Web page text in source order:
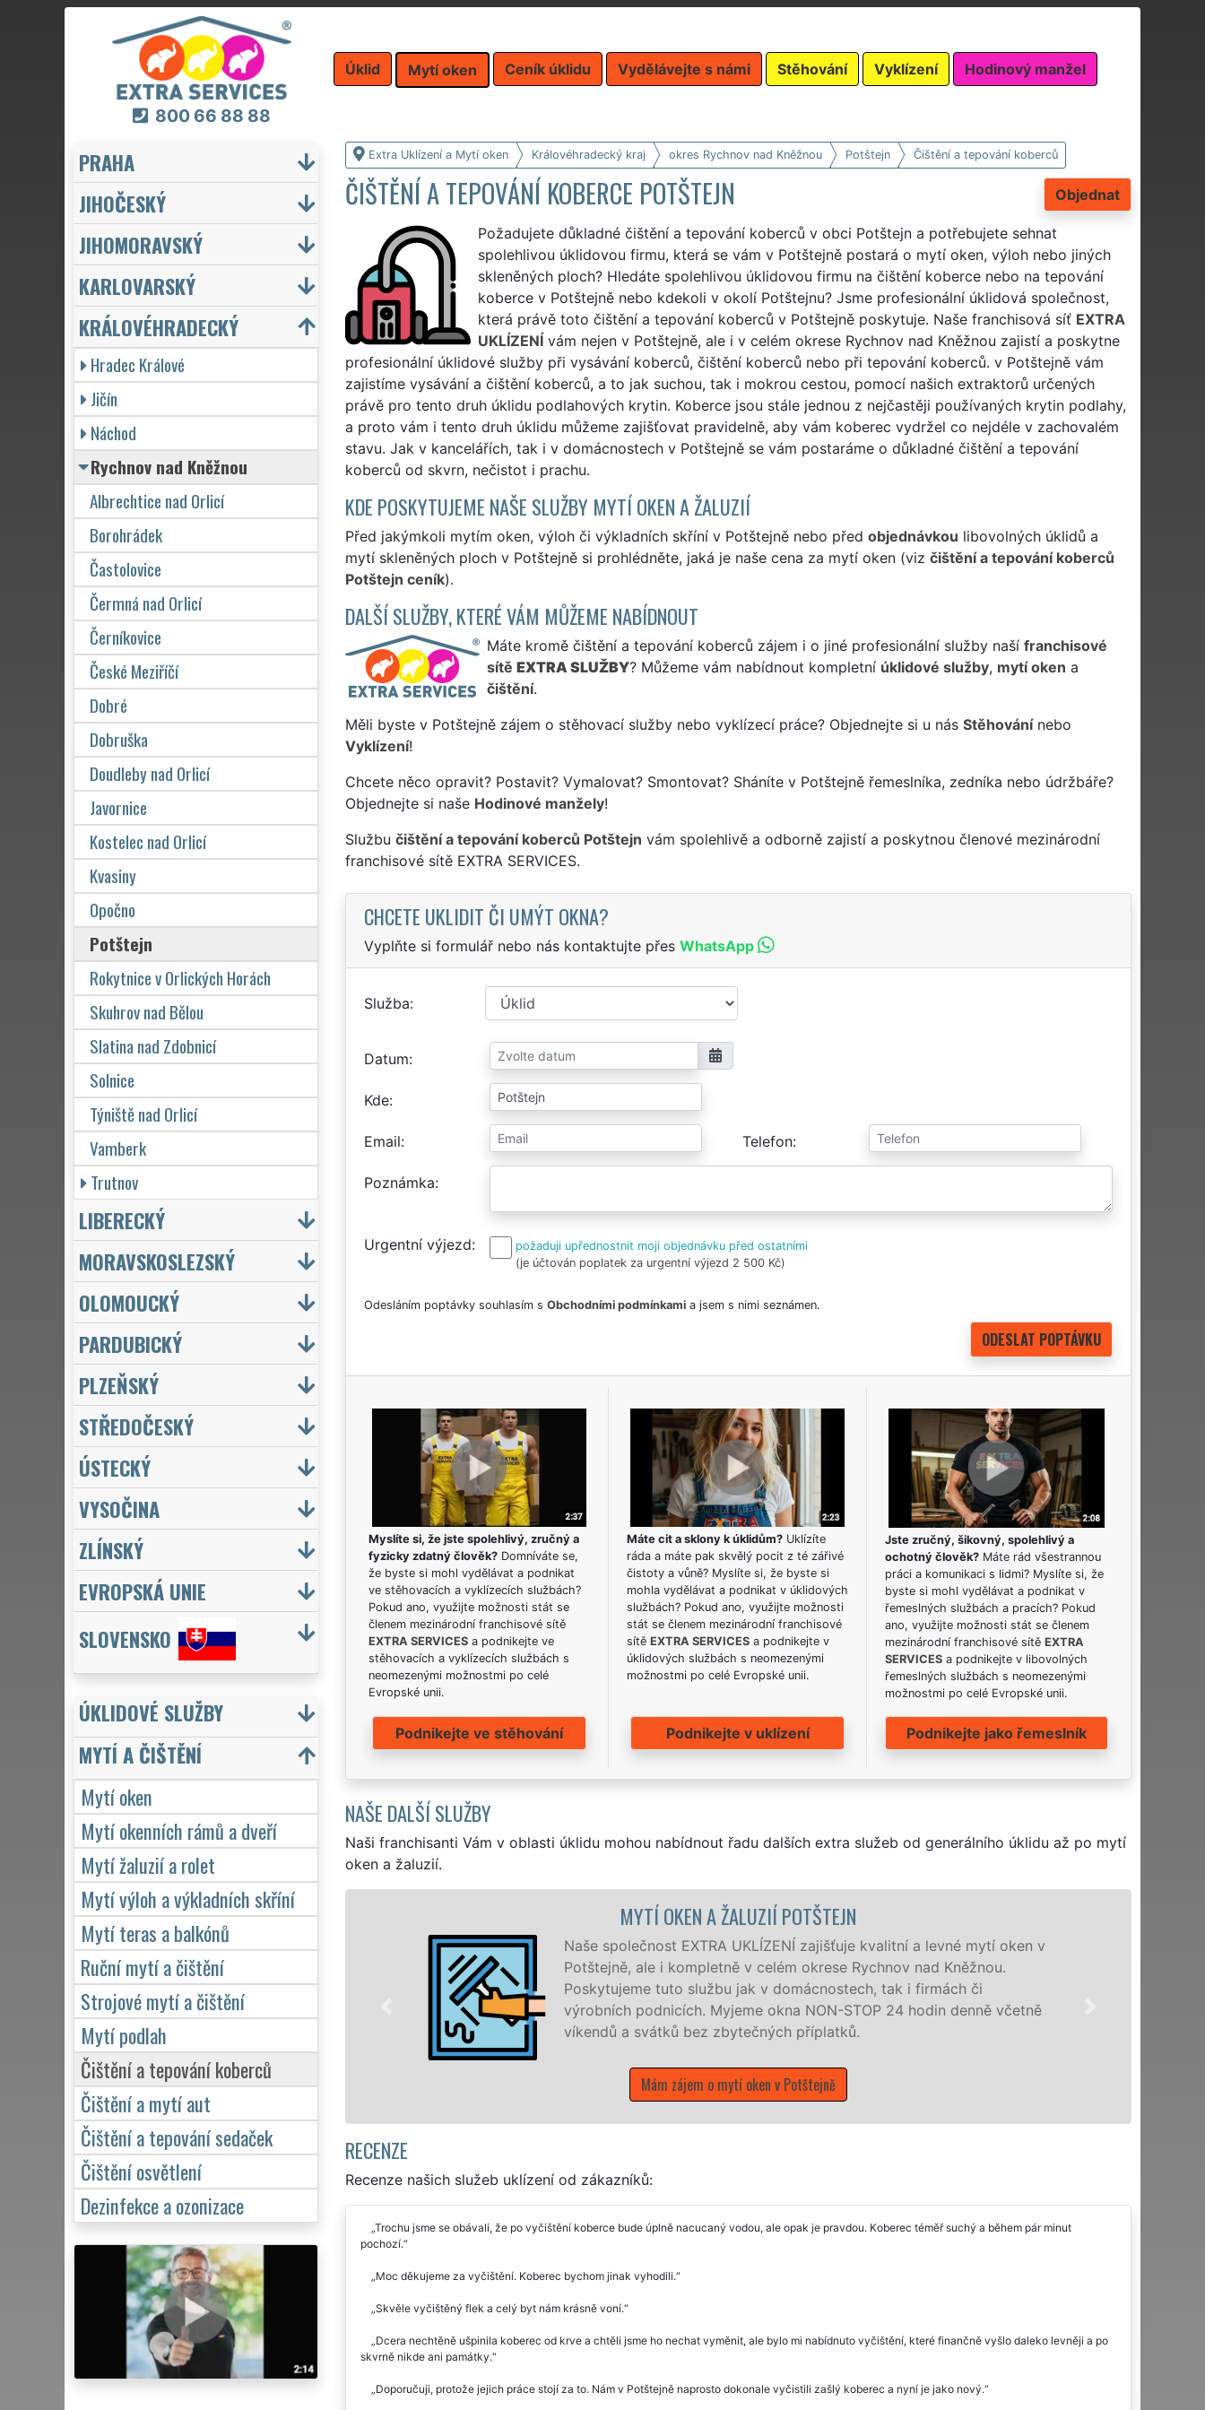
800 66 88 88
Úklid Mytí oken Ceník úklidu Vydělávejte s námi Stěhování Vyklízení Hodinový manžel
Extra Uklízení a Mytí oken Královéhradecký kraj okres Rychnov nad Kněžnou Potštejn Čištění a tepování koberců
Objednat
ČIŠTĚNÍ A TEPOVÁNÍ KOBERCE POTŠTEJN
Požadujete důkladné čištění a tepování koberců v obci Potštejn a potřebujete sehnat
spolehlivou úklidovou firmu, která se vám v Potštejně postará o mytí oken, výloh nebo jiných
skleněných ploch? Hledáte spolehlivou úklidovou firmu na čištění koberce nebo na tepování
koberce v Potštejně nebo kdekoli v okolí Potštejnu? Jsme profesionální úklidová společnost,
která právě toto čištění a tepování koberců v Potštejně poskytuje. Naše franchisová síť EXTRA
UKLÍZENÍvám nejen v Potštejně, ale i v celém okrese Rychnov nad Kněžnou zajistí a poskytne
profesionální úklidové služby při vysávání koberců, čištění koberců nebo při tepování koberců. v Potštejně vám
zajistíme vysávání a čištění koberců, a to jak suchou, tak i mokrou cestou, pomocí našich extraktorů určených
právě pro tento druh úklidu podlahových krytin. Koberce jsou stále jednou z nejčastěji používaných krytin podlahy,
a proto vám i tento druh úklidu můžeme zajišťovat pravidelně, aby vám koberec vydržel co nejdéle v zachovalém
stavu. Jak v kancelářích, tak i v domácnostech v Potštejně se vám postaráme o důkladné čištění a tepování
koberců od skvrn, nečistot i prachu.
KDE POSKYTUJEME NAŠE SLUŽBY MYTÍ OKEN A ŽALUZIÍ
Před jakýmkoli mytím oken, výloh či výkladních skříní v Potštejně nebo před objednávkou libovolných úklidů a
mytí skleněných ploch v Potštejně si prohlédněte, jaká je naše cena za mytí oken (viz čištění a tepování koberců
Potštejn ceník).
DALŠÍ SLUŽBY, KTERÉ VÁM MŮŽEME NABÍDNOUT
Máte kromě čištění a tepování koberců zájem i o jiné profesionální služby naší franchisové
sítě EXTRA SLUŽBY? Můžeme vám nabídnout kompletní úklidové služby, mytí oken a
čištění.
Měli byste v Potštejně zájem o stěhovací služby nebo vyklízecí práce? Objednejte si u nás Stěhovánínebo
Vyklízení!
Chcete něco opravit? Postavit? Vymalovat? Smontovat? Sháníte v Potštejně řemeslníka, zedníka nebo údržbáře?
Objednejte si naše Hodinové manžely!
Službu čištění a tepování koberců Potštejn vám spolehlivě a odborně zajistí a poskytnou členové mezinárodní
franchisové sítě EXTRA SERVICES.
CHCETE UKLIDIT ČI UMÝT OKNA?
Vyplňte si formulář nebo nás kontaktujte přes WhatsApp
Služba
Datum
Kde
Email Telefon
Poznámka
Urgentní výjezd
požaduji upřednostnit moji objednávku před ostatními
(je účtován poplatek za urgentní výjezd 2 500 Kč)
Odesláním poptávky souhlasím s Obchodními podmínkamia jsem s nimi seznámen.
Myslíte si, že jste spolehlivý, zručný a
fyzicky zdatný člověk?Domníváte se,
že byste si mohl vydělávat a podnikat
ve stěhovacích a vyklízecích službách?
Pokud ano, využijte možnosti stát se
členem mezinárodní franchisové sítě
EXTRA SERVICESa podnikejte ve
stěhovacích a vyklízecích službách s
neomezenými možnostmi po celé
Evropské unii.
Podnikejte ve stěhování
Máte cit a sklony k úklidům?Uklízíte
ráda a máte pak skvělý pocit z té zářivé
čistoty a vůně? Myslíte si, že byste si
mohla vydělávat a podnikat v úklidových
službách? Pokud ano, využijte možnosti
stát se členem mezinárodní franchisové
sítě EXTRA SERVICESa podnikejte v
úklidových službách s neomezenými
možnostmi po celé Evropské unii.
Podnikejte v uklízení
Jste zručný, šikovný, spolehlivý a
ochotný člověk? Máte rád všestrannou
práci a komunikaci s lidmi? Myslíte si, že
byste si mohl vydělávat a podnikat v
řemeslných službách a pracích? Pokud
ano, využijte možnosti stát se členem
mezinárodní franchisové sítěEXTRA
SERVICES a podnikejte v libovolných
řemeslných službách s neomezenými
možnostmi po celé Evropské unii.
Podnikejte jako řemeslník
NAŠE DALŠÍ SLUŽBY
Naši franchisanti Vám v oblasti úklidu mohou nabídnout řadu dalších extra služeb od generálního úklidu až po mytí
oken a žaluzií.
MYTÍ OKEN A ŽALUZIÍ POTŠTEJN
Naše společnost EXTRA UKLÍZENÍ zajišťuje kvalitní a levné mytí oken v
Potštejně, ale i kompletně v celém okrese Rychnov nad Kněžnou.
Poskytujeme tuto službu jak v domácnostech, tak i firmách či
výrobních podnicích. Myjeme okna NON-STOP 24 hodin denně včetně
víkendů a svátků bez zbytečných příplatků.
Mám zájem o mytí oken v Potštejně
RECENZE
Recenze našich služeb uklízení od zákazníků:
Trochu jsme se obávali, že po vyčištění koberce bude úplně nacucaný vodou, ale opak je pravdou. Koberec téměř suchý a během pár minut
pochozí.
Moc děkujeme za vyčištění. Koberec bychom jinak vyhodili.
Skvěle vyčištěný flek a celý byt nám krásně voní.
Dcera nechtěně ušpinila koberec od krve a chtěli jsme ho nechat vyměnit, ale bylo mi nabídnuto vyčištění, které finančně vyšlo daleko levněji a po
skvrně nikde ani památky.
Doporučuji, protože jejich práce stojí za to. Nám v Potštejně naprosto dokonale vyčistili zašlý koberec a nyní je jako nový.
PRAHA
JIHOČESKÝ
JIHOMORAVSKÝ
KARLOVARSKÝ
KRÁLOVÉHRADECKÝ
Hradec Králové
Jičín
Náchod
Rychnov nad Kněžnou
Albrechtice nad Orlicí
Borohrádek
Častolovice
Čermná nad Orlicí
Černíkovice
České Meziříčí
Dobré
Dobruška
Doudleby nad Orlicí
Javornice
Kostelec nad Orlicí
Kvasiny
Opočno
Potštejn
Rokytnice v Orlických Horách
Skuhrov nad Bělou
Slatina nad Zdobnicí
Solnice
Týniště nad Orlicí
Vamberk
Trutnov
LIBERECKÝ
MORAVSKOSLEZSKÝ
OLOMOUCKÝ
PARDUBICKÝ
PLZEŇSKÝ
STŘEDOČESKÝ
ÚSTECKÝ
VYSOČINA
ZLÍNSKÝ
EVROPSKÁ UNIE
SLOVENSKO
ÚKLIDOVÉ SLUŽBY
MYTÍ A ČIŠTĚNÍ
Mytí oken
Mytí okenních rámů a dveří
Mytí žaluzií a rolet
Mytí výloh a výkladních skříní
Mytí teras a balkónů
Ruční mytí a čištění
Strojové mytí a čištění
Mytí podlah
Čištění a tepování koberců
Čištění a mytí aut
Čištění a tepování sedaček
Čištění osvětlení
Dezinfekce a ozonizace